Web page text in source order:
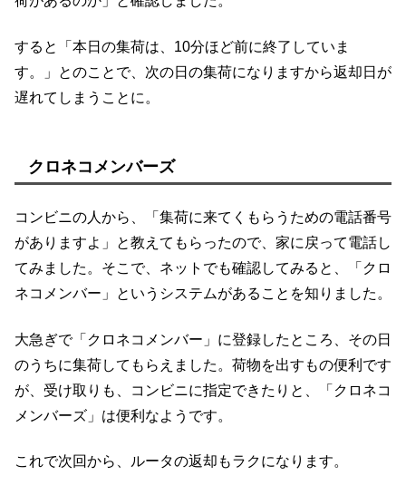
すると「本日の集荷は、10分ほど前に終了していま
す。」とのことで、次の日の集荷になりますから返却日が
遅れてしまうことに。
クロネコメンバーズ
コンビニの人から、「集荷に来てくもらうための電話番号
がありますよ」と教えてもらったので、家に戻って電話し
てみました。そこで、ネットでも確認してみると、「クロ
ネコメンバー」というシステムがあることを知りました。
大急ぎで「クロネコメンバー」に登録したところ、その日
のうちに集荷してもらえました。荷物を出すもの便利です
が、受け取りも、コンビニに指定できたりと、「クロネコ
メンバーズ」は便利なようです。
これで次回から、ルータの返却もラクになります。